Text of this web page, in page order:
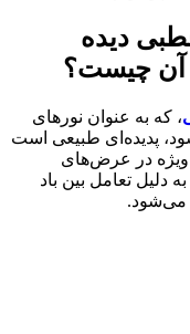
دیده
آن چیست؟
، که به عنوان نورهای
پدیده‌ای طبیعی است
ویژه در عرض‌های
دلیل تعامل بین باد
می‌شود.